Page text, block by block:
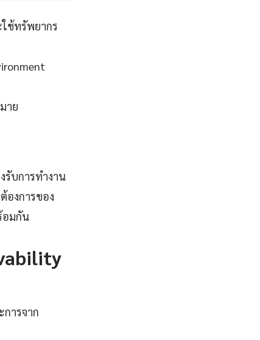
ช้ทรัพยากร
าย
รับการทำงาน
องการของ
อมกัน
ารจาก